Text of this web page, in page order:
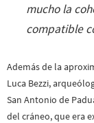
mucho la
compatible
Además de la
Luca Bezzi,
San Antonio de
del cráneo, que era